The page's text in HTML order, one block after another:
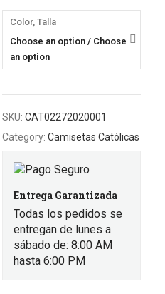
Color, Talla
Choose an option / Choose
an option
SKU: CAT02272020001
Category: Camisetas Católicas
Entrega Garantizada
Todas los pedidos se
entregan de lunes a
sábado de: 8:00 AM
hasta 6:00 PM